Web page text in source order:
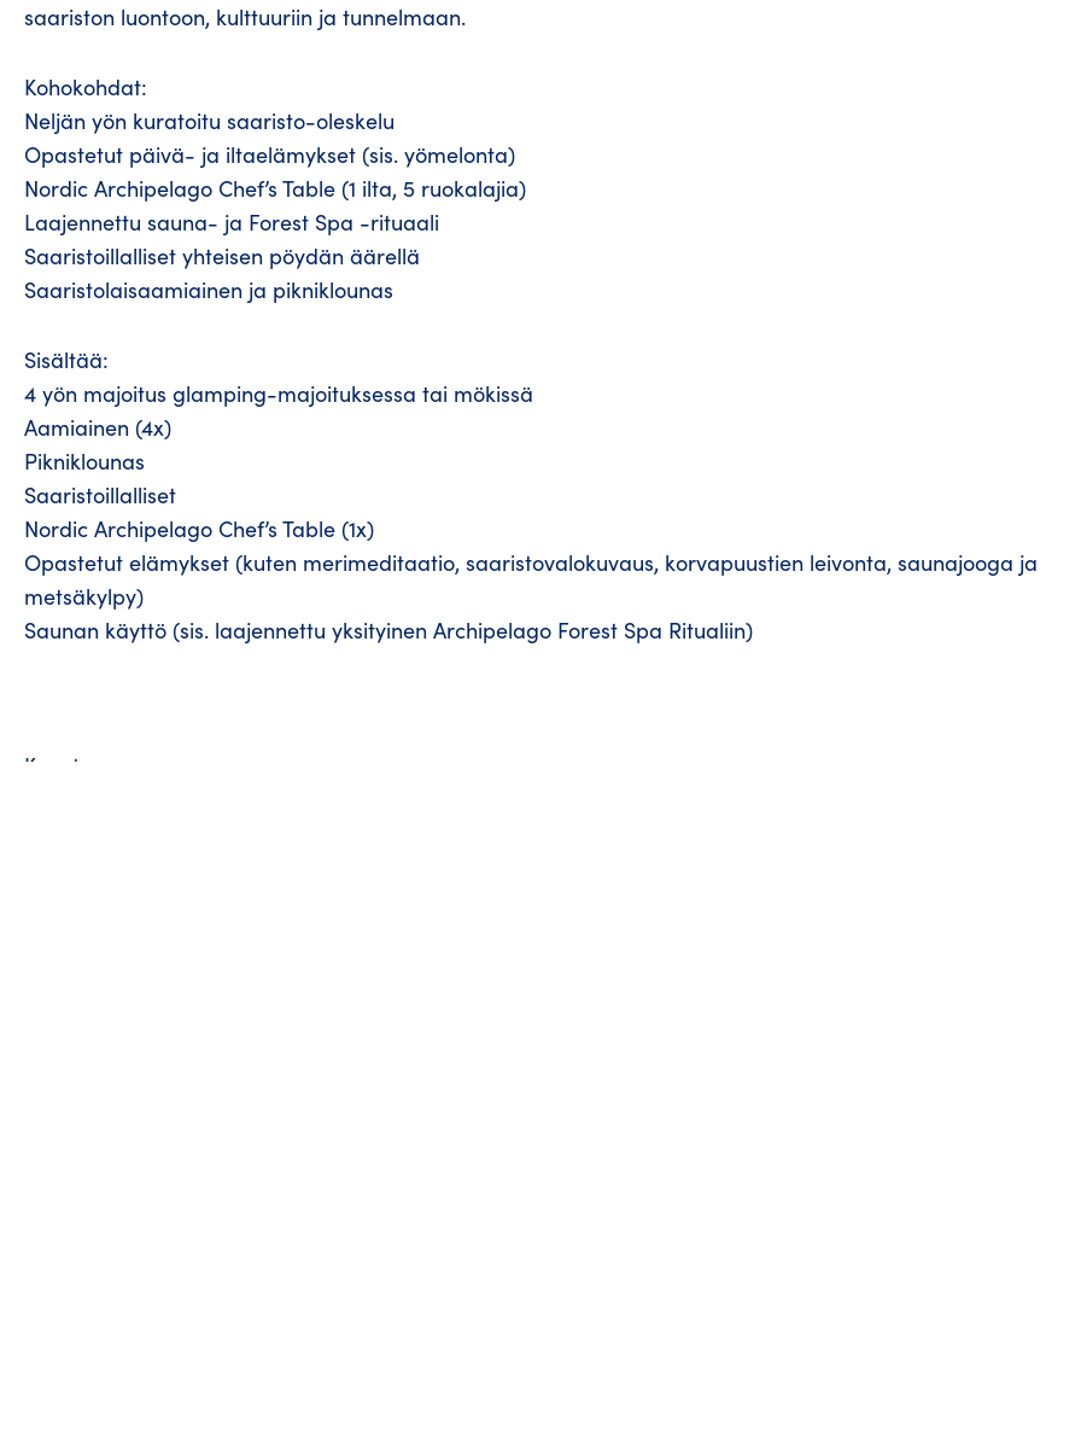
saariston luontoon, kulttuuriin ja tunnelmaan.
Kohokohdat:
Neljän yön kuratoitu saaristo-oleskelu
Opastetut päivä- ja iltaelämykset (sis. yömelonta)
Nordic Archipelago Chef’s Table (1 ilta, 5 ruokalajia)
Laajennettu sauna- ja Forest Spa -rituaali
Saaristoillalliset yhteisen pöydän äärellä
Saaristolaisaamiainen ja pikniklounas
Sisältää:
4 yön majoitus glamping-majoituksessa tai mökissä
Aamiainen (4x)
Pikniklounas
Saaristoillalliset
Nordic Archipelago Chef’s Table (1x)
Opastetut elämykset (kuten merimeditaatio, saaristovalokuvaus, korvapuustien leivonta, saunajooga ja
metsäkylpy)
Saunan käyttö (sis. laajennettu yksityinen Archipelago Forest Spa Ritualiin)
Kuvat